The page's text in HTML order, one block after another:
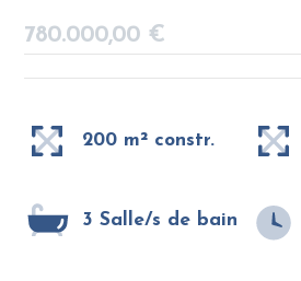
780.000,00 €
200 m² constr.
3 Salle/s de bain